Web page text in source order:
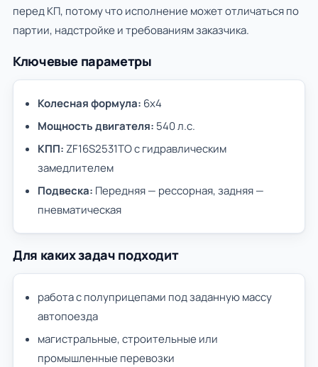
перед КП, потому что исполнение может отличаться по
партии, надстройке и требованиям заказчика.
Ключевые параметры
Колесная формула: 6х4
Мощность двигателя: 540 л.с.
КПП: ZF16S2531TO c гидравлическим
замедлителем
Подвеска: Передняя — рессорная, задняя —
пневматическая
Для каких задач подходит
работа с полуприцепами под заданную массу
автопоезда
магистральные, строительные или
промышленные перевозки